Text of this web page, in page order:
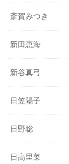
斎賀みつき
新田恵海
新谷真弓
日笠陽子
日野聡
日高里菜